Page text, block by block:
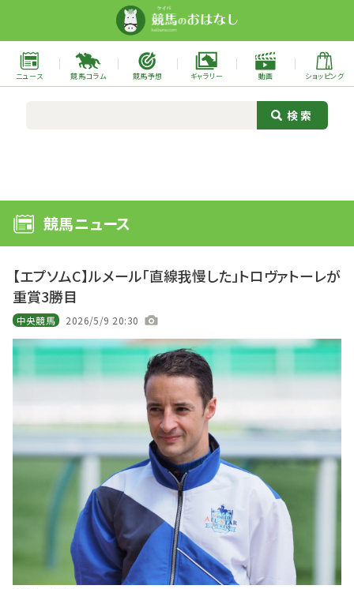
ニュース 競馬コラム 競馬予想 ギャラリー 動画 ショッピング
競馬ニュース
【エプソムC】ルメール「直線我慢した」トロヴァトーレが
重賞3勝目
中央競馬 2026/5/9 20:30